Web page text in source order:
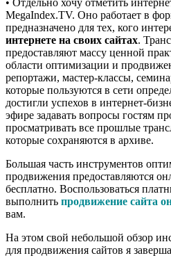
• Отдельно хочу отметить
MegaIndex.TV. Оно работает в
предназначено для тех, кого
интернете на своих сайтах.
предоставляют массу ценной
области оптимизации и
репортажи, мастер-классы,
которые пользуются в сети
достигли успехов в интернет-
эфире задавать вопросы гостям
просматривать все прошлые
которые сохраняются в архиве.
Большая часть инструментов
продвижения предоставляются
бесплатно. Воспользоваться
выполнить продвижение сайта
вам.
На этом свой небольшой обзор
для продвижения сайтов я